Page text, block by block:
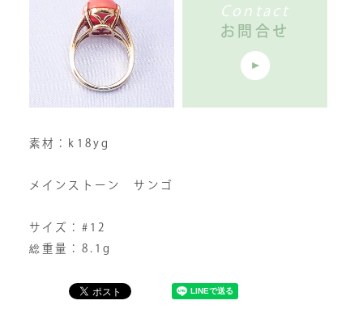
素材：k18yg
メインストーン サンゴ
サイズ：#12
総重量：8.1g
Contact
お問合せ